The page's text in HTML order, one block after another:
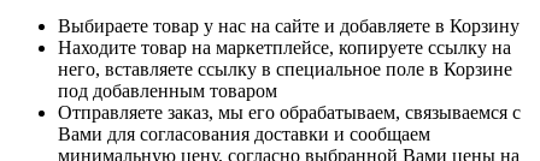
Выбираете товар у нас на сайте и добавляете в Корзину
Находите товар на маркетплейсе, копируете ссылку на
него, вставляете ссылку в специальное поле в Корзине
под добавленным товаром
Отправляете заказ, мы его обрабатываем, связываемся с
Вами для согласования доставки и сообщаем
минимальную цену, согласно выбранной Вами цены на